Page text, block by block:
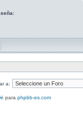
a:
para phpbb-es.com